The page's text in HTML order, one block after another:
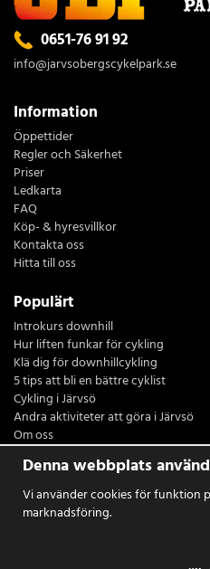
0651-76 91 92
info@jarvsobergscykelpark.se
Information
Öppettider
Regler och Säkerhet
Priser
Ledkarta
FAQ
Köp- & hyresvillkor
Kontakta oss
Hitta till oss
Populärt
Introkurs downhill
Hur liften funkar för cykling
Klä dig för downhillcykling
5 tips att bli en bättre cyklist
Cykling i Järvsö
Andra aktiviteter att göra i Järvsö
Om oss
Logga in
Denna webbplats
Vi använder cookies för funktion
marknadsföring.